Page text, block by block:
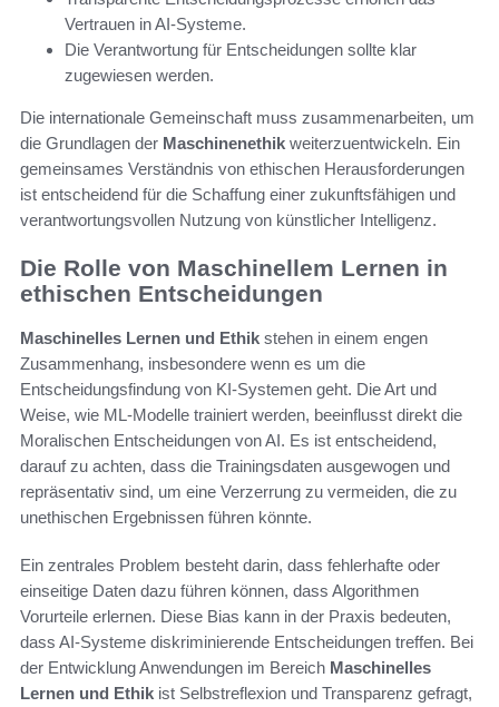
Vertrauen in AI-Systeme.
Die Verantwortung für Entscheidungen sollte klar
zugewiesen werden.
Die internationale Gemeinschaft muss zusammenarbeiten, um
die Grundlagen der Maschinenethik weiterzuentwickeln. Ein
gemeinsames Verständnis von ethischen Herausforderungen
ist entscheidend für die Schaffung einer zukunftsfähigen und
verantwortungsvollen Nutzung von künstlicher Intelligenz.
Die Rolle von Maschinellem Lernen in
ethischen Entscheidungen
Maschinelles Lernen und Ethik stehen in einem engen
Zusammenhang, insbesondere wenn es um die
Entscheidungsfindung von KI-Systemen geht. Die Art und
Weise, wie ML-Modelle trainiert werden, beeinflusst direkt die
Moralischen Entscheidungen von AI. Es ist entscheidend,
darauf zu achten, dass die Trainingsdaten ausgewogen und
repräsentativ sind, um eine Verzerrung zu vermeiden, die zu
unethischen Ergebnissen führen könnte.
Ein zentrales Problem besteht darin, dass fehlerhafte oder
einseitige Daten dazu führen können, dass Algorithmen
Vorurteile erlernen. Diese Bias kann in der Praxis bedeuten,
dass AI-Systeme diskriminierende Entscheidungen treffen. Bei
der Entwicklung Anwendungen im Bereich Maschinelles
Lernen und Ethik ist Selbstreflexion und Transparenz gefragt,